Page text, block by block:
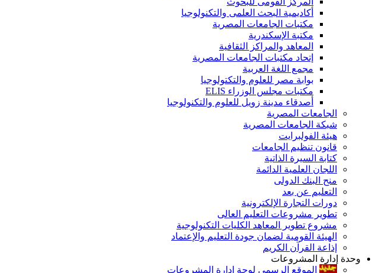
أكاديمية البحث العلمى والتكنولوجيا
مكتبات الجامعات المصرية
مكتبة الإسكندرية
المعاهد والمراكز الثقافية
إتحاد مكتبات الجامعات المصرية
مجمع اللغة العربية
بوابة مصر للعلوم والتكتولوجيا
مكتبات مجلس الوزراء ELIS
أصدقاء مدينة زويل للعلوم والتكنولوجيا
الجامعات المصرية
شبكة الجامعات المصرية
هيئة الفولبرايت
قانون تنظيم الجامعات
كتابة السيرة الذاتية
اللجان العلمية الدائمة
منح البنك الدولى
التعليم عن بعد
دورات التجارة الإلكترونية
تطوير مشروعات التعليم العالى
مشروع تطوير المعاهد الكليات التكنولوجية
الهيئة القومية لضمان جودة التعليم والإعتماد
إذاعة القرآن الكريم
وحدة إدارة المشروعات
الموقع الرسمى لوحة إدارة المشروعات